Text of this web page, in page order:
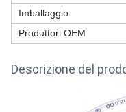
Imballaggio
Produttori OEM
Descrizione del